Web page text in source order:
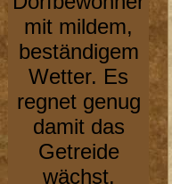
mit mildem,
beständigem
Wetter. Es
regnet genug
damit das
Getreide
wächst.